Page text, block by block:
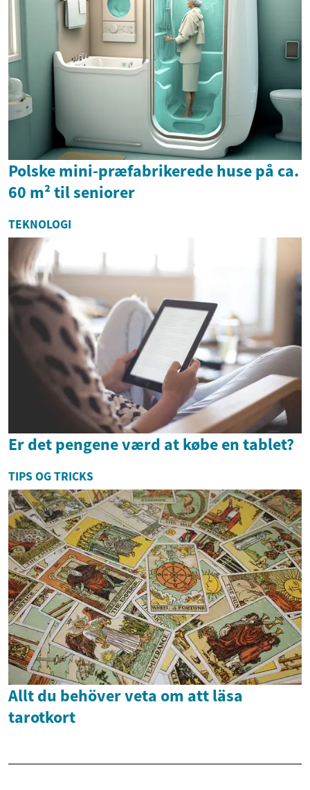
Polske mini-præfabrikerede huse på ca.
60 m² til seniorer
TEKNOLOGI
Er det pengene værd at købe en tablet?
TIPS OG TRICKS
Allt du behöver veta om att läsa
tarotkort